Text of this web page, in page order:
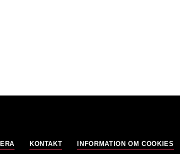
KONTAKT INFORMATION OM COOKIES